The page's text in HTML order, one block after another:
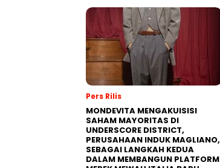
Pers Rilis
MONDEVITA MENGAKUISISI
SAHAM MAYORITAS DI
UNDERSCORE DISTRICT,
PERUSAHAAN INDUK MAGLIANO,
SEBAGAI LANGKAH KEDUA
DALAM MEMBANGUN PLATFORM